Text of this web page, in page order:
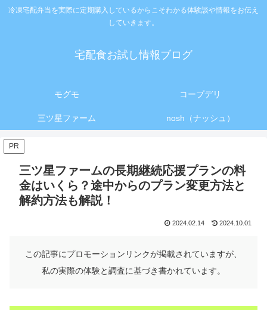
冷凍宅配弁当を実際に定期購入しているからこそわかる体験談や情報をお伝え
していきます。
宅配食お試し情報ブログ
モグモ コープデリ
三ツ星ファーム nosh（ナッシュ）
PR
三ツ星ファームの長期継続応援プランの料
金はいくら？途中からのプラン変更方法と
解約方法も解説！
2024.02.14 2024.10.01
この記事にプロモーションリンクが掲載されていますが、
私の実際の体験と調査に基づき書かれています。